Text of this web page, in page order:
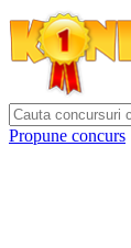
Propune concurs